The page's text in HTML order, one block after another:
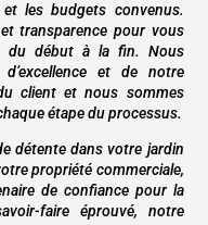
les budgets convenus.
transparence pour vous
du début à la fin. Nous
et de notre
client et nous sommes
étape du processus.
détente dans votre jardin
propriété commerciale,
de confiance pour la
faire éprouvé, notre